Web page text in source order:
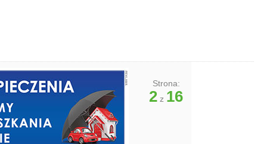
Strona:
2 z 16